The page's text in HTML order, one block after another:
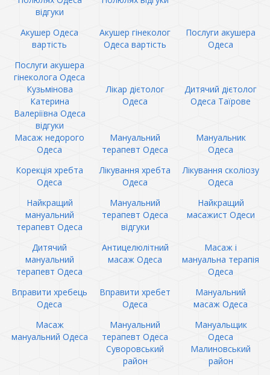
відгуки
Акушер Одеса
вартість
Акушер гінеколог
Одеса вартість
Послуги акушера
Одеса
Послуги акушера
гінеколога Одеса
Кузьмінова
Катерина
Валеріївна Одеса
відгуки
Лікар дієтолог
Одеса
Дитячий дієтолог
Одеса Таїрове
Масаж недорого
Одеса
Мануальний
терапевт Одеса
Мануальник
Одеса
Корекція хребта
Одеса
Лікування хребта
Одеса
Лікування сколіозу
Одеса
Найкращий
мануальний
терапевт Одеса
Мануальний
терапевт Одеса
відгуки
Найкращий
масажист Одеси
Дитячий
мануальний
терапевт Одеса
Антицелюлітний
масаж Одеса
Масаж і
мануальна терапія
Одеса
Вправити хребець
Одеса
Вправити хребет
Одеса
Мануальний
масаж Одеса
Масаж
мануальний Одеса
Мануальний
терапевт Одеса
Суворовський
район
Мануальщик
Одеса
Малиновський
район